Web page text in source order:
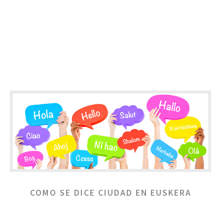
COMO SE DICE CIUDAD EN EUSKERA